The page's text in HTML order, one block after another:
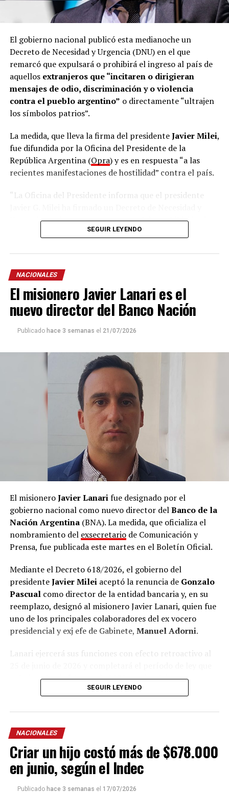
El gobierno nacional publicó esta medianoche un
Decreto de Necesidad y Urgencia (DNU) en el que
remarcó que expulsará o prohibirá el ingreso al país de
aquellos extranjeros que “incitaren o dirigieran
mensajes de odio, discriminación y o violencia
contra el pueblo argentino” o directamente “ultrajen
los símbolos patrios”.
La medida, que lleva la firma del presidenteJavier Milei,
fue difundida por la Oficina del Presidente de la
República Argentina (Opra) y es en respuesta “a las
recientes manifestaciones de hostilidad” contra el país.
“La Oficina del Presidente informa que el presidente
Urgencia que incorpora como causal de prohibición de
ingreso y de expulsión del territorio nacional a todo
discriminación y/o violencia contra el pueblo argentino
o sus ciudadanos por razón de su nacionalidad, así como
el ultraje a los símbolos patrios”, indicó el DNU en su
comienzo.
Y remarcó: “Frente a las recientes manifestaciones de
hostilidad contra la República Argentina y los
defensa de la Nación, de sus ciudadanos y de sus
símbolos no es negociable. Quien ataque a la República
Argentina no es bienvenido en nuestro país”.
Los ataques a los que se refiere Milei se intensificaron a
través de las redes sociales y otros espacios en el marco
del último Mundial de fútbol disputado en los Estados
Unidos, México y Canadá.
SEGUIR LEYENDO
NACIONALES
El misionero Javier Lanari es el
nuevo director del Banco Nación
Publicado hace 3 semanas el 21/07/2026
El misioneroJavier Lanarifue designado por el
gobierno nacional como nuevo director delBanco de la
Nación Argentina(BNA). La medida, que oficializa el
nombramiento del exsecretariode Comunicación y
Prensa, fue publicada este martes en el Boletín Oficial.
Mediante el Decreto 618/2026, el gobierno del
presidenteJavier Mileiaceptó la renuncia de Gonzalo
Pascualcomo director de la entidad bancaria y, en su
reemplazo, designó al misionero Javier Lanari, quien fue
uno de los principales colaboradores del ex vocero
presidencial y exj efe de Gabinete, Manuel Adorni.
Lanari ejercerá sus funciones con efecto retroactivo al
culmina el 4 de febrero de2028, según el documento
La norma, que oficializó su nombramiento tras la
renuncia de Pascual, fue firmada por el presidente Milei
y el ministro de Economía,
Lanari, oriundo de Posadas, fue una de las figuras dentro
del esquema comunicacional libertario y de diciembre de
2025 a junio de 2026 se desempeñó como titular de la
SEGUIR LEYENDO
NACIONALES
Criar un hijo costó más de $678.000
en junio, según el Indec
Publicado hace 3 semanas el 17/07/2026